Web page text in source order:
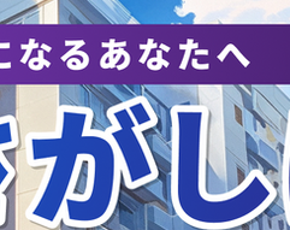
EYストラテジー・
ンサルティングと
締結